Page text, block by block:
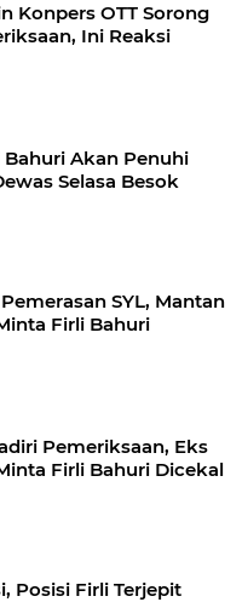
Konpers OTT Sorong
Ini Reaksi
Bahuri Akan Penuhi
Selasa Besok
SYL, Mantan
Firli Bahuri
Pemeriksaan, Eks
Firli Bahuri Dicekal
Posisi Firli Terjepit